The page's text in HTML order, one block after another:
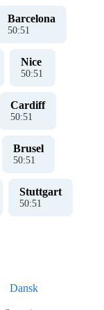
Barcelona
50:51
Nice
50:51
Cardiff
50:51
Brusel
50:51
Stuttgart
50:51
Dansk